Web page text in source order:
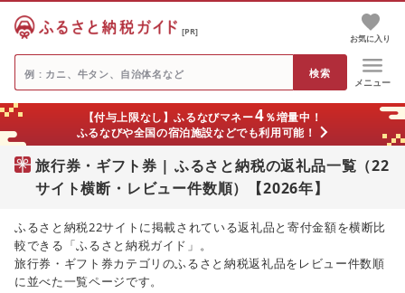
[PR]
お気に入り
メニュー
【付与上限なし】ふるなびマネー4％増量中！
ふるなびや全国の宿泊施設などでも利用可能！
旅行券・ギフト券 | ふるさと納税の返礼品一覧（22
サイト横断・レビュー件数順）【2026年】
ふるさと納税22サイトに掲載されている返礼品と寄付金額を横断比
較できる「ふるさと納税ガイド」。
旅行券・ギフト券カテゴリのふるさと納税返礼品をレビュー件数順
に並べた一覧ページです。